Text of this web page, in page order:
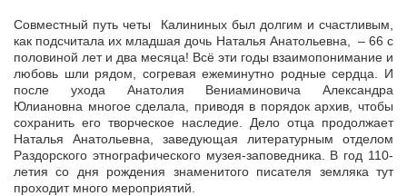
Совместный путь четы Калининых был долгим и счастливым,
как подсчитала их младшая дочь Наталья Анатольевна, – 66 с
половиной лет и два месяца! Всё эти годы взаимопонимание и
любовь шли рядом, согревая ежеминутно родные сердца. И
после ухода Анатолия Вениаминовича Александра
Юлиановна многое сделала, приводя в порядок архив, чтобы
сохранить его творческое наследие. Дело отца продолжает
Наталья Анатольевна, заведующая литературным отделом
Раздорского этнографического музея-заповедника. В год 110-
летия со дня рождения знаменитого писателя земляка тут
проходит много мероприятий.